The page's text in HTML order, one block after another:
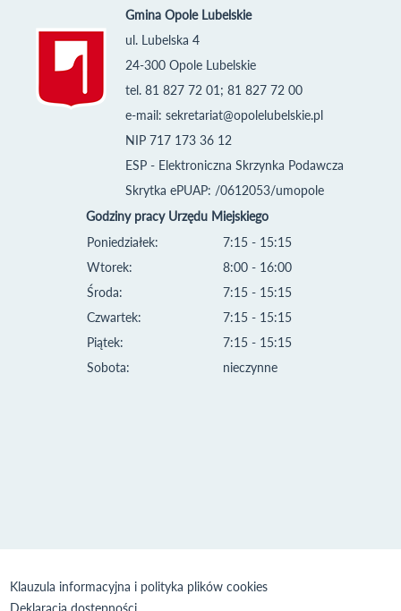
Gmina Opole Lubelskie
ul. Lubelska 4
24-300 Opole Lubelskie
tel. 81 827 72 01; 81 827 72 00
e-mail: sekretariat@opolelubelskie.pl
NIP 717 173 36 12
ESP - Elektroniczna Skrzynka Podawcza
Skrytka ePUAP: /0612053/umopole
Godziny pracy Urzędu Miejskiego
Poniedziałek:
Wtorek:
Środa:
Czwartek:
Piątek:
Sobota:
7:15 - 15:15
8:00 - 16:00
7:15 - 15:15
7:15 - 15:15
7:15 - 15:15
nieczynne
Klauzula informacyjna i polityka plików cookies